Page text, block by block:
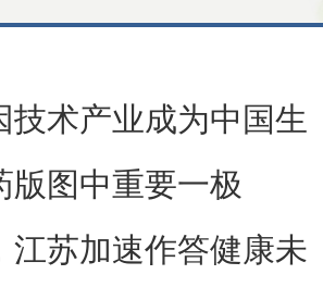
技术产业成为中国生
版图中重要一极
江苏加速作答健康未